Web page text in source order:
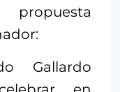
Gallardo